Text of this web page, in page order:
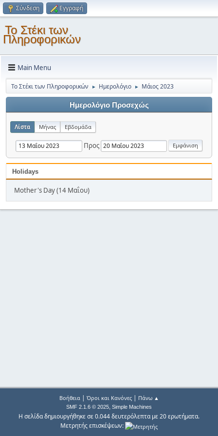
Σύνδεση Εγγραφή
Το Στέκι των
Πληροφορικών
Main Menu
Το Στέκι των Πληροφορικών ► Ημερολόγιο ► Μάιος 2023
Ημερολόγιο Προσεχώς
Λίστα Μήνας Εβδομάδα
Προς
Holidays
Mother's Day (14 Μαΐου)
Βοήθεια| Όροι και Κανόνες| Πάνω ▲
SMF 2.1.6 © 2025, Simple Machines
Η σελίδα δημιουργήθηκε σε 0.044 δευτερόλεπτα με 20 ερωτήματα.
Μετρητής επισκέψεων: